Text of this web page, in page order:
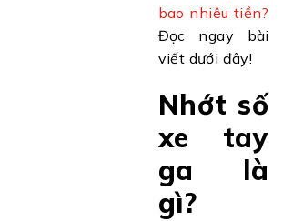
bao nhiêu tiền?
Đọc ngay bài
viết dưới đây!
Nhớt số
xe tay
ga là
gì?